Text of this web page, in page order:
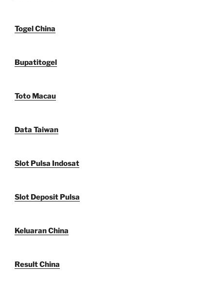
Togel China
Bupatitogel
Toto Macau
Data Taiwan
Slot Pulsa Indosat
Slot Deposit Pulsa
Keluaran China
Result China